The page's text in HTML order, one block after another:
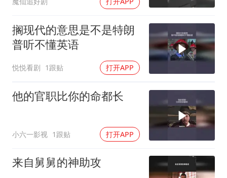
搁现代的意思是不是特朗
普听不懂英语
悦悦看剧 1跟贴 打开APP
他的官职比你的命都长
小六一影视 1跟贴 打开APP
来自舅舅的神助攻